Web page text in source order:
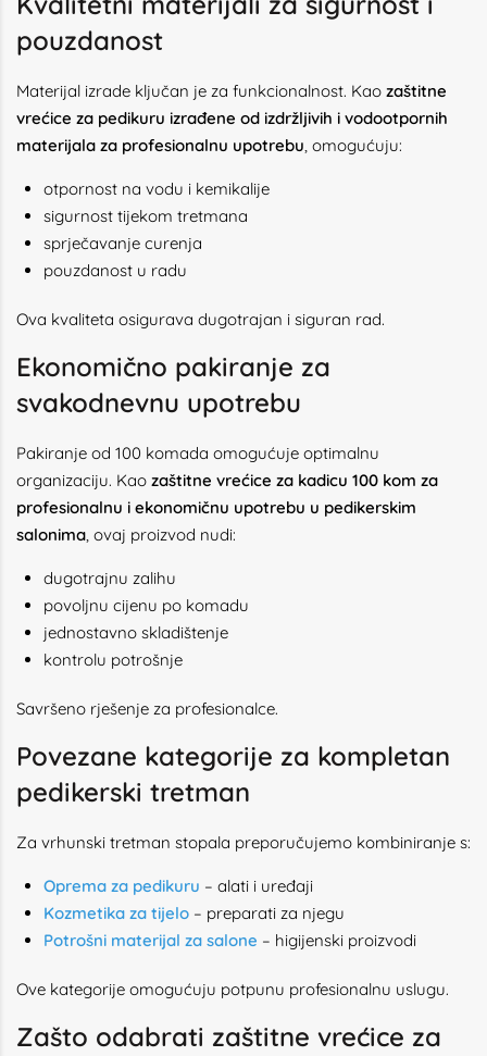
pouzdanost
Materijal izrade ključan je za funkcionalnost. Kao zaštitne
vrećice za pedikuru izrađene od izdržljivih i vodootpornih
materijala za profesionalnu upotrebu, omogućuju:
otpornost na vodu i kemikalije
sigurnost tijekom tretmana
sprječavanje curenja
pouzdanost u radu
Ova kvaliteta osigurava dugotrajan i siguran rad.
Ekonomično pakiranje za
svakodnevnu upotrebu
Pakiranje od 100 komada omogućuje optimalnu
organizaciju. Kao zaštitne vrećice za kadicu 100 kom za
profesionalnu i ekonomičnu upotrebu u pedikerskim
salonima, ovaj proizvod nudi:
dugotrajnu zalihu
povoljnu cijenu po komadu
jednostavno skladištenje
kontrolu potrošnje
Savršeno rješenje za profesionalce.
Povezane kategorije za kompletan
pedikerski tretman
Za vrhunski tretman stopala preporučujemo kombiniranje s:
Oprema za pedikuru – alati i uređaji
Kozmetika za tijelo – preparati za njegu
Potrošni materijal za salone – higijenski proizvodi
Ove kategorije omogućuju potpunu profesionalnu uslugu.
Zašto odabrati zaštitne vrećice za